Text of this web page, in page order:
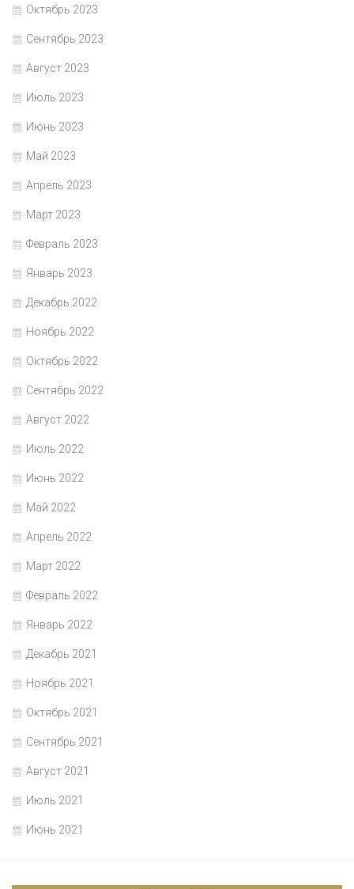
Октябрь 2023
Сентябрь 2023
Август 2023
Июль 2023
Июнь 2023
Май 2023
Апрель 2023
Март 2023
Февраль 2023
Январь 2023
Декабрь 2022
Ноябрь 2022
Октябрь 2022
Сентябрь 2022
Август 2022
Июль 2022
Июнь 2022
Май 2022
Апрель 2022
Март 2022
Февраль 2022
Январь 2022
Декабрь 2021
Ноябрь 2021
Октябрь 2021
Сентябрь 2021
Август 2021
Июль 2021
Июнь 2021